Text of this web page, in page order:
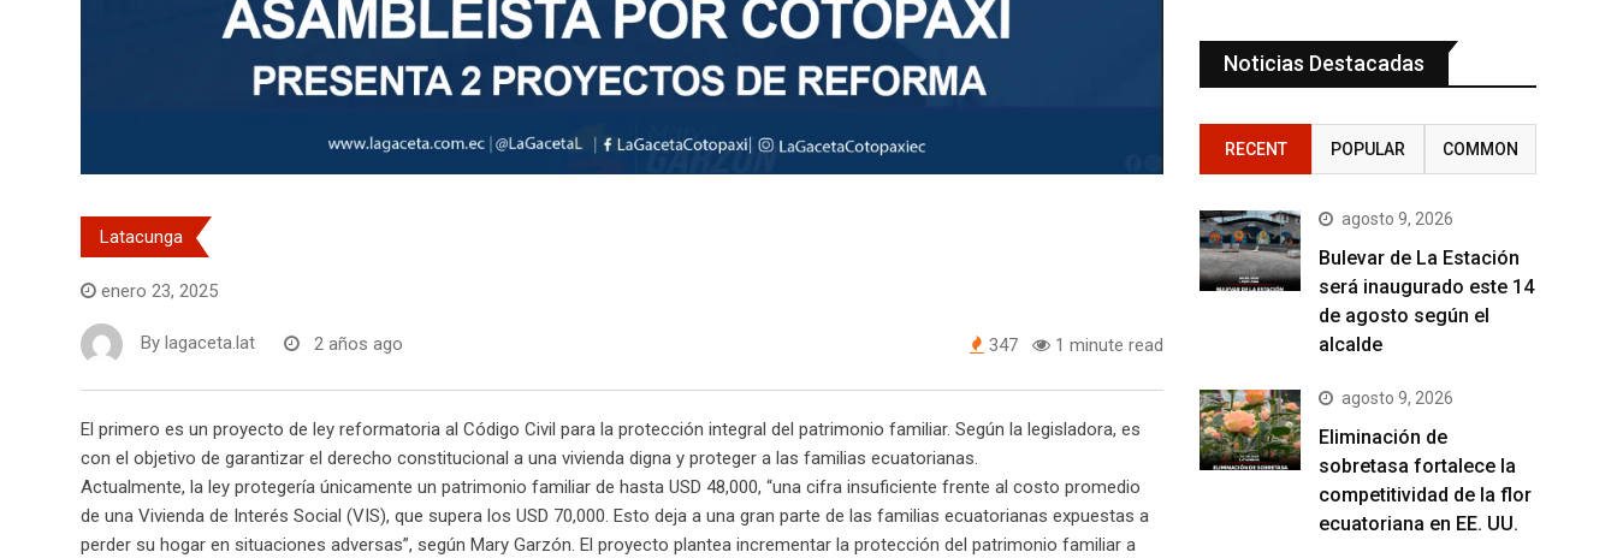
Latacunga
enero 23, 2025
By lagaceta.lat 2 años ago 347 1 minute read
El primero es un proyecto de ley reformatoria al Código Civil para la protección integral del patrimonio familiar. Según la legisladora, es
con el objetivo de garantizar el derecho constitucional a una vivienda digna y proteger a las familias ecuatorianas.
Actualmente, la ley protegería únicamente un patrimonio familiar de hasta USD 48,000, “una cifra insuficiente frente al costo promedio
de una Vivienda de Interés Social (VIS), que supera los USD 70,000. Esto deja a una gran parte de las familias ecuatorianas expuestas a
perder su hogar en situaciones adversas”, según Mary Garzón. El proyecto plantea incrementar la protección del patrimonio familiar a
Noticias Destacadas
RECENT POPULAR COMMON
agosto 9, 2026
Bulevar de La Estación
será inaugurado este 14
de agosto según el
alcalde
agosto 9, 2026
Eliminación de
sobretasa fortalece la
competitividad de la flor
ecuatoriana en EE. UU.